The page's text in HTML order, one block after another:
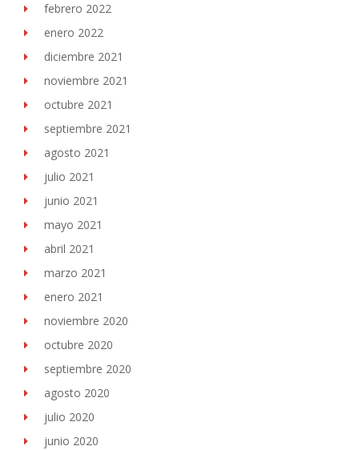
febrero 2022
enero 2022
diciembre 2021
noviembre 2021
octubre 2021
septiembre 2021
agosto 2021
julio 2021
junio 2021
mayo 2021
abril 2021
marzo 2021
enero 2021
noviembre 2020
octubre 2020
septiembre 2020
agosto 2020
julio 2020
junio 2020